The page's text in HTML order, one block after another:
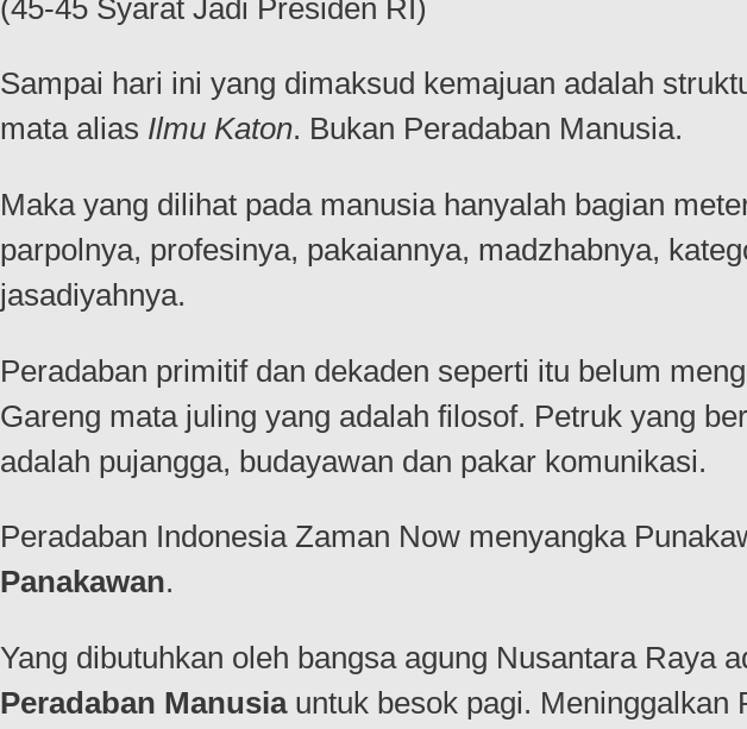
(45-45 Syarat Jadi Presiden RI)
Sampai hari ini yang dimaksud kemajuan adalah
mata alias Ilmu Katon. Bukan Peradaban Manusia.
Maka yang dilihat pada manusia hanyalah bagian
parpolnya, profesinya, pakaiannya, madzhabnya,
jasadiyahnya.
Peradaban primitif dan dekaden seperti itu belum
Gareng mata juling yang adalah filosof. Petruk yang
adalah pujangga, budayawan dan pakar komunikasi.
Peradaban Indonesia Zaman Now menyangka
Panakawan.
Yang dibutuhkan oleh bangsa agung Nusantara Raya
Peradaban Manusiauntuk besok pagi. Meninggalkan